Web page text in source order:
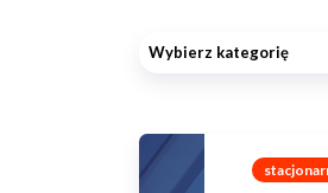
Wybierz kategorię